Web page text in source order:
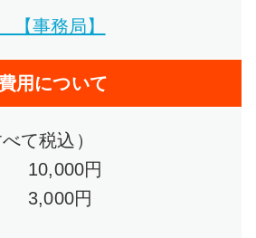
事務局】
用について
て税込）
10,000円
3,000円